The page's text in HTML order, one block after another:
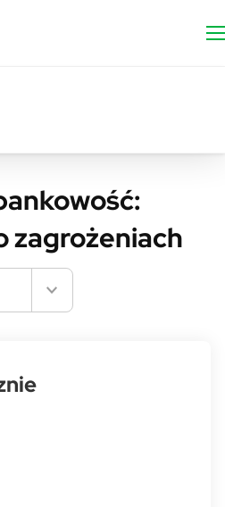
zagrożeniach